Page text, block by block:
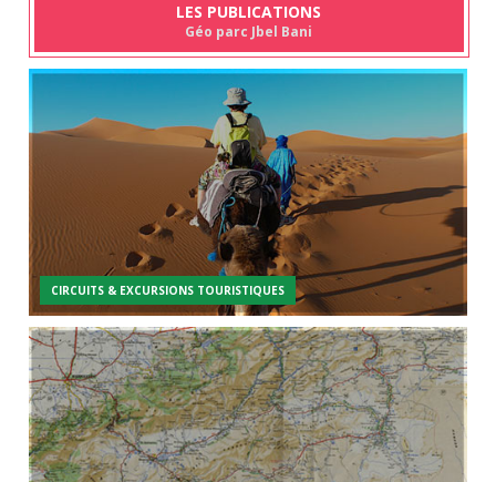
LES PUBLICATIONS
Géo parc Jbel Bani
CIRCUITS & EXCURSIONS TOURISTIQUES